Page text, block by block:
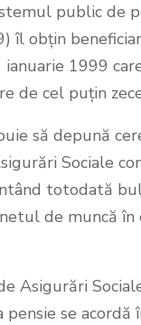
public de
îl obţin
1999
de cel puţin
să depună
Sociale
totodată
de muncă în
Asigurări
se acordă